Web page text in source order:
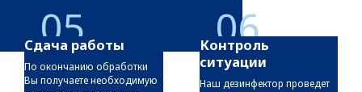
05
Сдача работы
По окончанию обработки
Вы получаете необходимую
06
Контроль
ситуации
Наш дезинфектор проведет